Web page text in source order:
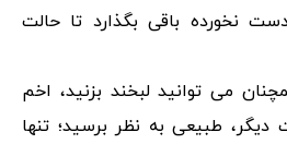
نخورده باقی بگذارد تا حالت
می توانید لبخند بزنید، اخم
دیگر، طبیعی به نظر برسید؛ تنها